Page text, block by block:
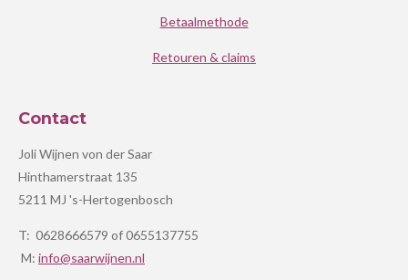
Betaalmethode
Retouren & claims
Contact
Joli Wijnen von der Saar
Hinthamerstraat 135
5211 MJ 's-Hertogenbosch
T: 0628666579 of 0655137755
M: info@saarwijnen.nl